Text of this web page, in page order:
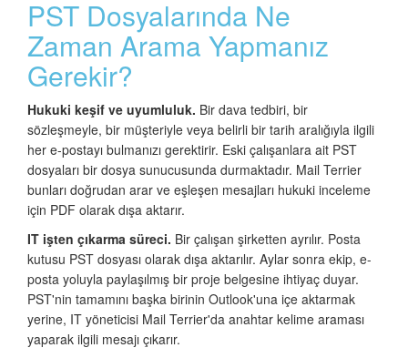
PST Dosyalarında Ne
Zaman Arama Yapmanız
Gerekir?
Hukuki keşif ve uyumluluk. Bir dava tedbiri, bir
sözleşmeyle, bir müşteriyle veya belirli bir tarih aralığıyla ilgili
her e-postayı bulmanızı gerektirir. Eski çalışanlara ait PST
dosyaları bir dosya sunucusunda durmaktadır. Mail Terrier
bunları doğrudan arar ve eşleşen mesajları hukuki inceleme
için PDF olarak dışa aktarır.
IT işten çıkarma süreci. Bir çalışan şirketten ayrılır. Posta
kutusu PST dosyası olarak dışa aktarılır. Aylar sonra ekip, e-
posta yoluyla paylaşılmış bir proje belgesine ihtiyaç duyar.
PST'nin tamamını başka birinin Outlook'una içe aktarmak
yerine, IT yöneticisi Mail Terrier'da anahtar kelime araması
yaparak ilgili mesajı çıkarır.